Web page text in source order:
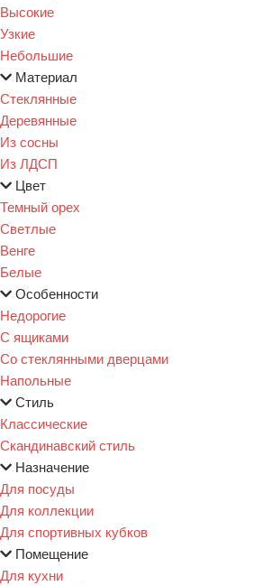
Высокие
Узкие
Небольшие
Материал
Стеклянные
Деревянные
Из сосны
Из ЛДСП
Цвет
Темный орех
Светлые
Венге
Белые
Особенности
Недорогие
С ящиками
Со стеклянными дверцами
Напольные
Стиль
Классические
Скандинавский стиль
Назначение
Для посуды
Для коллекции
Для спортивных кубков
Помещение
Для кухни